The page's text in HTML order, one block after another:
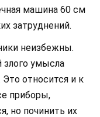
машина 60 см
затруднений.
неизбежны.
умысла
относится и к
приборы,
но починить их